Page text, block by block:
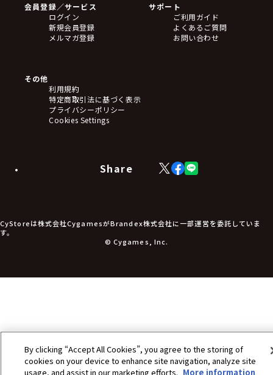
フィギュア
アクリルスタンド
バッジ
キーホルダー・ストラップ
ステッカー・シール・カード
タペストリー・ポスター
アームサポーター
ブレードホルダー
食品・飲料品
アパレル小物
アクセサリー
会員登録／サービス
ログイン
新規会員登録
メルマガ登録
サポート
ご利用ガイド
よくあるご質問
お問い合わせ
その他
利用規約
特定商取引法に基づく表示
プライバシーポリシー
Cookies Settings
Share
X
(Twitter)
Facebook
LINE
CyStoreは株式会社CygamesがBrandex株式会社に一部運営を委託していま
す。
© Cygames, Inc.
By clicking “Accept All Cookies”, you agree to the storing of
cookies on your device to enhance site navigation, analyze site
usage, and assist in our marketing efforts. More information